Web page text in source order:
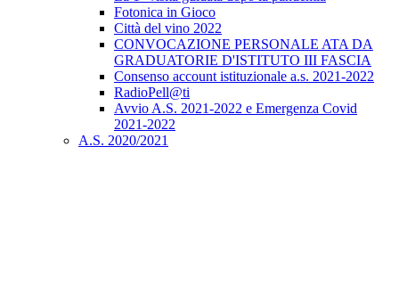
Fotonica in Gioco
Città del vino 2022
CONVOCAZIONE PERSONALE ATA DA
GRADUATORIE D'ISTITUTO III FASCIA
Consenso account istituzionale a.s. 2021-2022
RadioPell@ti
Avvio A.S. 2021-2022 e Emergenza Covid
2021-2022
A.S. 2020/2021